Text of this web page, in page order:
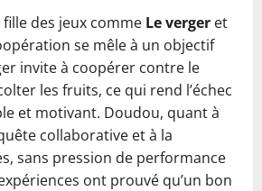
fille des jeux comme Le verger et
se mêle à un objectif
invite à coopérer contre le
les fruits, ce qui rend l’échec
et motivant. Doudou, quant à
collaborative et à la
sans pression de performance
ont prouvé qu’un bon